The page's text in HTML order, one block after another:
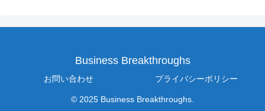
Business Breakthroughs
お問い合わせ プライバシーポリシー
© 2025 Business Breakthroughs.